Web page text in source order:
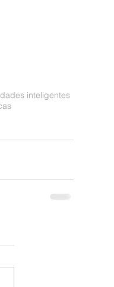
inteligentes